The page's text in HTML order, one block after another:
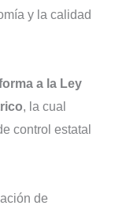
y la calidad
a la Ley
, la cual
control estatal
de